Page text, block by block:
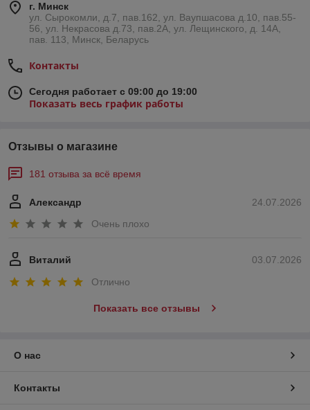
г. Минск
ул. Сырокомли, д.7, пав.162, ул. Ваупшасова д.10, пав.55-
56, ул. Некрасова д.73, пав.2А, ул. Лещинского, д. 14А,
пав. 113, Минск, Беларусь
Контакты
Сегодня работает с 09:00 до 19:00
Показать весь график работы
Отзывы о магазине
181 отзыва за всё время
24.07.2026
Александр
Очень плохо
03.07.2026
Виталий
Отлично
Показать все отзывы
О нас
Контакты